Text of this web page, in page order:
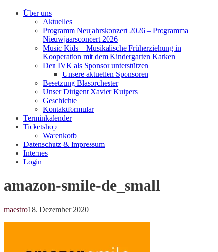
Über uns
Aktuelles
Programm Neujahrskonzert 2026 – Programma
Nieuwjaarsconcert 2026
Music Kids – Musikalische Früherziehung in
Kooperation mit dem Kindergarten Karken
Den IVK als Sponsor unterstützen
Unsere aktuellen Sponsoren
Besetzung Blasorchester
Unser Dirigent Xavier Kuipers
Geschichte
Kontaktformular
Terminkalender
Ticketshop
Warenkorb
Datenschutz & Impressum
Internes
Login
amazon-smile-de_small
maestro18. Dezember 2020